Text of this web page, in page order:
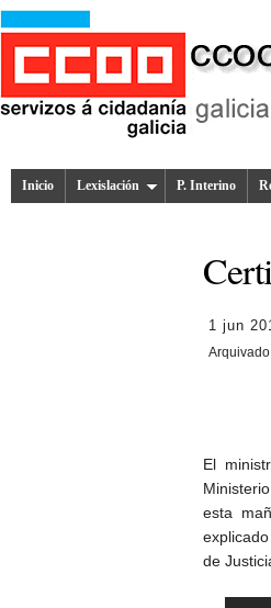
Inicio Lexislación P. Interino
1 jun
El
esta
de